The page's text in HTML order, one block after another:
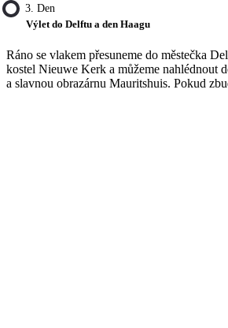
3. Den
Výlet do Delftu a den Haagu
Ráno se vlakem přesuneme do městečka
kostel Nieuwe Kerk a můžeme nahlédnout
a slavnou obrazárnu Mauritshuis. Pokud